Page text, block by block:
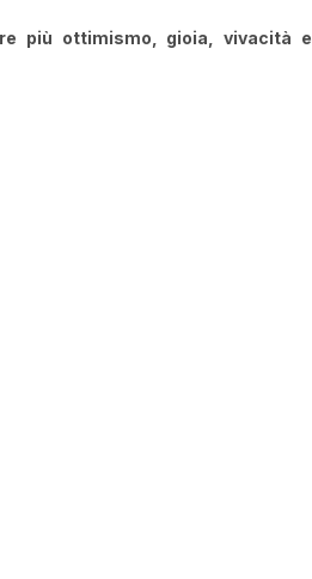
più ottimismo, gioia, vivacità e